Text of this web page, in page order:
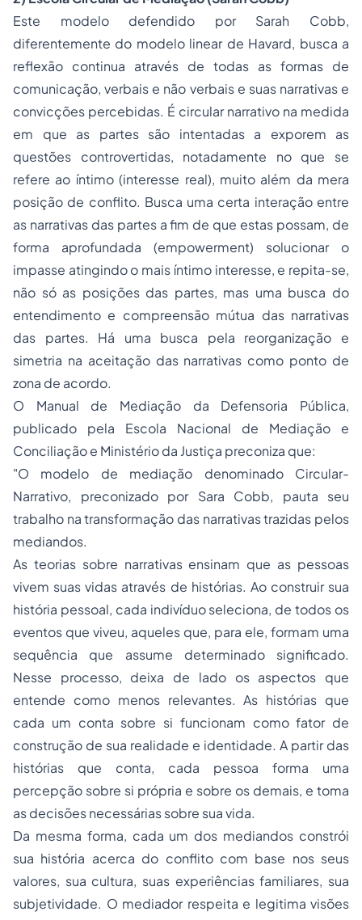
Este modelo defendido por Sarah Cobb,
diferentemente do modelo linear de Havard, busca a
reflexão continua através de todas as formas de
comunicação, verbais e não verbais e suas narrativas e
convicções percebidas. É circular narrativo na medida
em que as partes são intentadas a exporem as
questões controvertidas, notadamente no que se
refere ao íntimo (interesse real), muito além da mera
posição de conflito. Busca uma certa interação entre
as narrativas das partes a fim de que estas possam, de
forma aprofundada (empowerment) solucionar o
impasse atingindo o mais íntimo interesse, e repita-se,
não só as posições das partes, mas uma busca do
entendimento e compreensão mútua das narrativas
das partes. Há uma busca pela reorganização e
simetria na aceitação das narrativas como ponto de
zona de acordo.
O Manual de Mediação da Defensoria Pública,
publicado pela Escola Nacional de Mediação e
Conciliação e Ministério da Justiça preconiza que:
"O modelo de mediação denominado Circular-
Narrativo, preconizado por Sara Cobb, pauta seu
trabalho na transformação das narrativas trazidas pelos
mediandos.
As teorias sobre narrativas ensinam que as pessoas
vivem suas vidas através de histórias. Ao construir sua
história pessoal, cada indivíduo seleciona, de todos os
eventos que viveu, aqueles que, para ele, formam uma
sequência que assume determinado significado.
Nesse processo, deixa de lado os aspectos que
entende como menos relevantes. As histórias que
cada um conta sobre si funcionam como fator de
construção de sua realidade e identidade. A partir das
histórias que conta, cada pessoa forma uma
percepção sobre si própria e sobre os demais, e toma
as decisões necessárias sobre sua vida.
Da mesma forma, cada um dos mediandos constrói
sua história acerca do conflito com base nos seus
valores, sua cultura, suas experiências familiares, sua
subjetividade. O mediador respeita e legitima visões